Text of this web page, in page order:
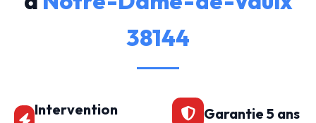
38144
Intervention
Garantie 5 ans